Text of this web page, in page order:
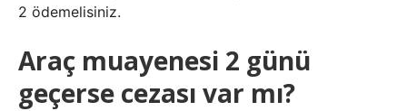
2 ödemelisiniz.
Araç muayenesi 2 günü
geçerse cezası var mı?